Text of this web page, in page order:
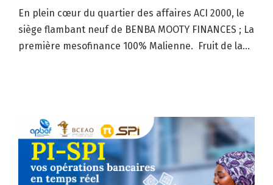
En plein cœur du quartier des affaires ACI 2000, le
siège flambant neuf de BENBA MOOTY FINANCES ; La
première mesofinance 100% Malienne. Fruit de la...